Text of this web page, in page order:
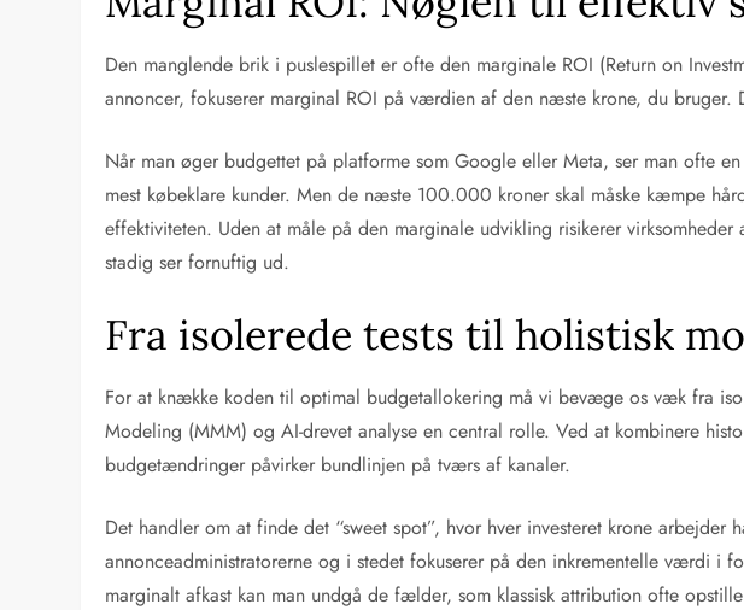
Den manglende brik i puslespillet er ofte den marginale ROI (Return on
annoncer, fokuserer marginal ROI på værdien af den næste krone, du
Når man øger budgettet på platforme som Google eller Meta, ser man ofte
mest købeklare kunder. Men de næste 100.000 kroner skal måske kæmpe
effektiviteten. Uden at måle på den marginale udvikling risikerer
stadig ser fornuftig ud.
Fra isolerede tests til holistisk
For at knække koden til optimal budgetallokering må vi bevæge os væk fra
Modeling (MMM) og AI-drevet analyse en central rolle. Ved at kombinere
budgetændringer påvirker bundlinjen på tværs af kanaler.
Det handler om at finde det “sweet spot”, hvor hver investeret krone
annonceadministratorerne og i stedet fokuserer på den inkrementelle værdi i
marginalt afkast kan man undgå de fælder, som klassisk attribution ofte